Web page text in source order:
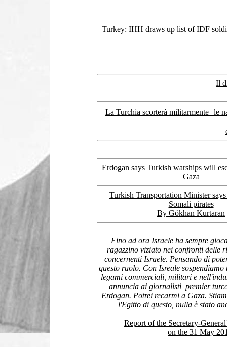
Turkey: IHH draws up list of IDF
Il
La Turchia scorterà militarmente le
Erdogan says Turkish warships will
Gaza
Turkish Transportation Minister
Somali pirates
By Gökhan Kurtaran
Fino ad ora Israele ha sempre
ragazzino viziato nei confronti delle
concernenti Israele. Pensando di
questo ruolo. Con Isreale
legami commerciali, militari e
annuncia ai giornalisti premier
Erdogan. Potrei recarmi a Gaza.
l'Egitto di questo, nulla è stato
Report of the Secretary-
on the 31 May